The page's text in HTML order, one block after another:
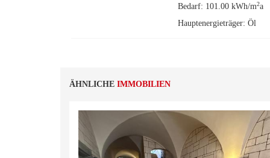
Bedarf: 101.00 kWh/m2a
Hauptenergieträger: Öl
ÄHNLICHE IMMOBILIEN